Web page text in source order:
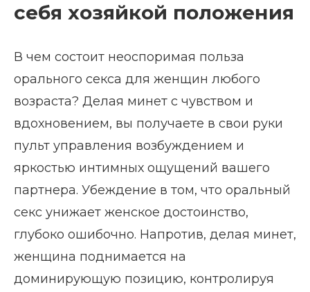
себя хозяйкой положения
В чем состоит неоспоримая польза
орального секса для женщин любого
возраста? Делая минет с чувством и
вдохновением, вы получаете в свои руки
пульт управления возбуждением и
яркостью интимных ощущений вашего
партнера. Убеждение в том, что оральный
секс унижает женское достоинство,
глубоко ошибочно. Напротив, делая минет,
женщина поднимается на
доминирующую позицию, контролируя